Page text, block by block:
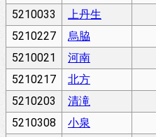
5210033
上丹生
5210227
烏脇
5210021
河南
5210217
北方
5210203
清滝
5210308
小泉